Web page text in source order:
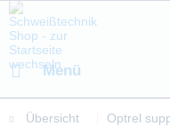
Menü
Übersicht Optrel